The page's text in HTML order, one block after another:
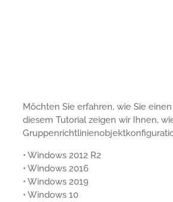
Möchten Sie erfahren, wie Sie
diesem Tutorial zeigen wir Ihnen,
• Windows 2012 R2
• Windows 2016
• Windows 2019
• Windows 10